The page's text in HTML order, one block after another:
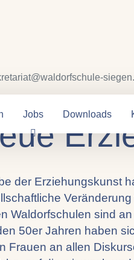
Jobs Downloads
der Erziehungskunst
Waldorfschulen sind
50er Jahren haben
Frauen an allen